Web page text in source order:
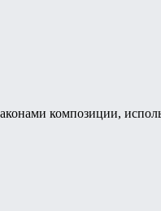
композиции,